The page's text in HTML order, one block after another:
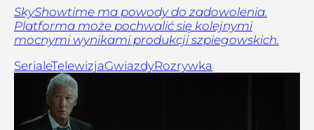
SkyShowtime ma powody do zadowolenia.
Platforma może pochwalić się kolejnymi
mocnymi wynikami produkcji szpiegowskich.
SerialeTelewizjaGwiazdyRozrywka